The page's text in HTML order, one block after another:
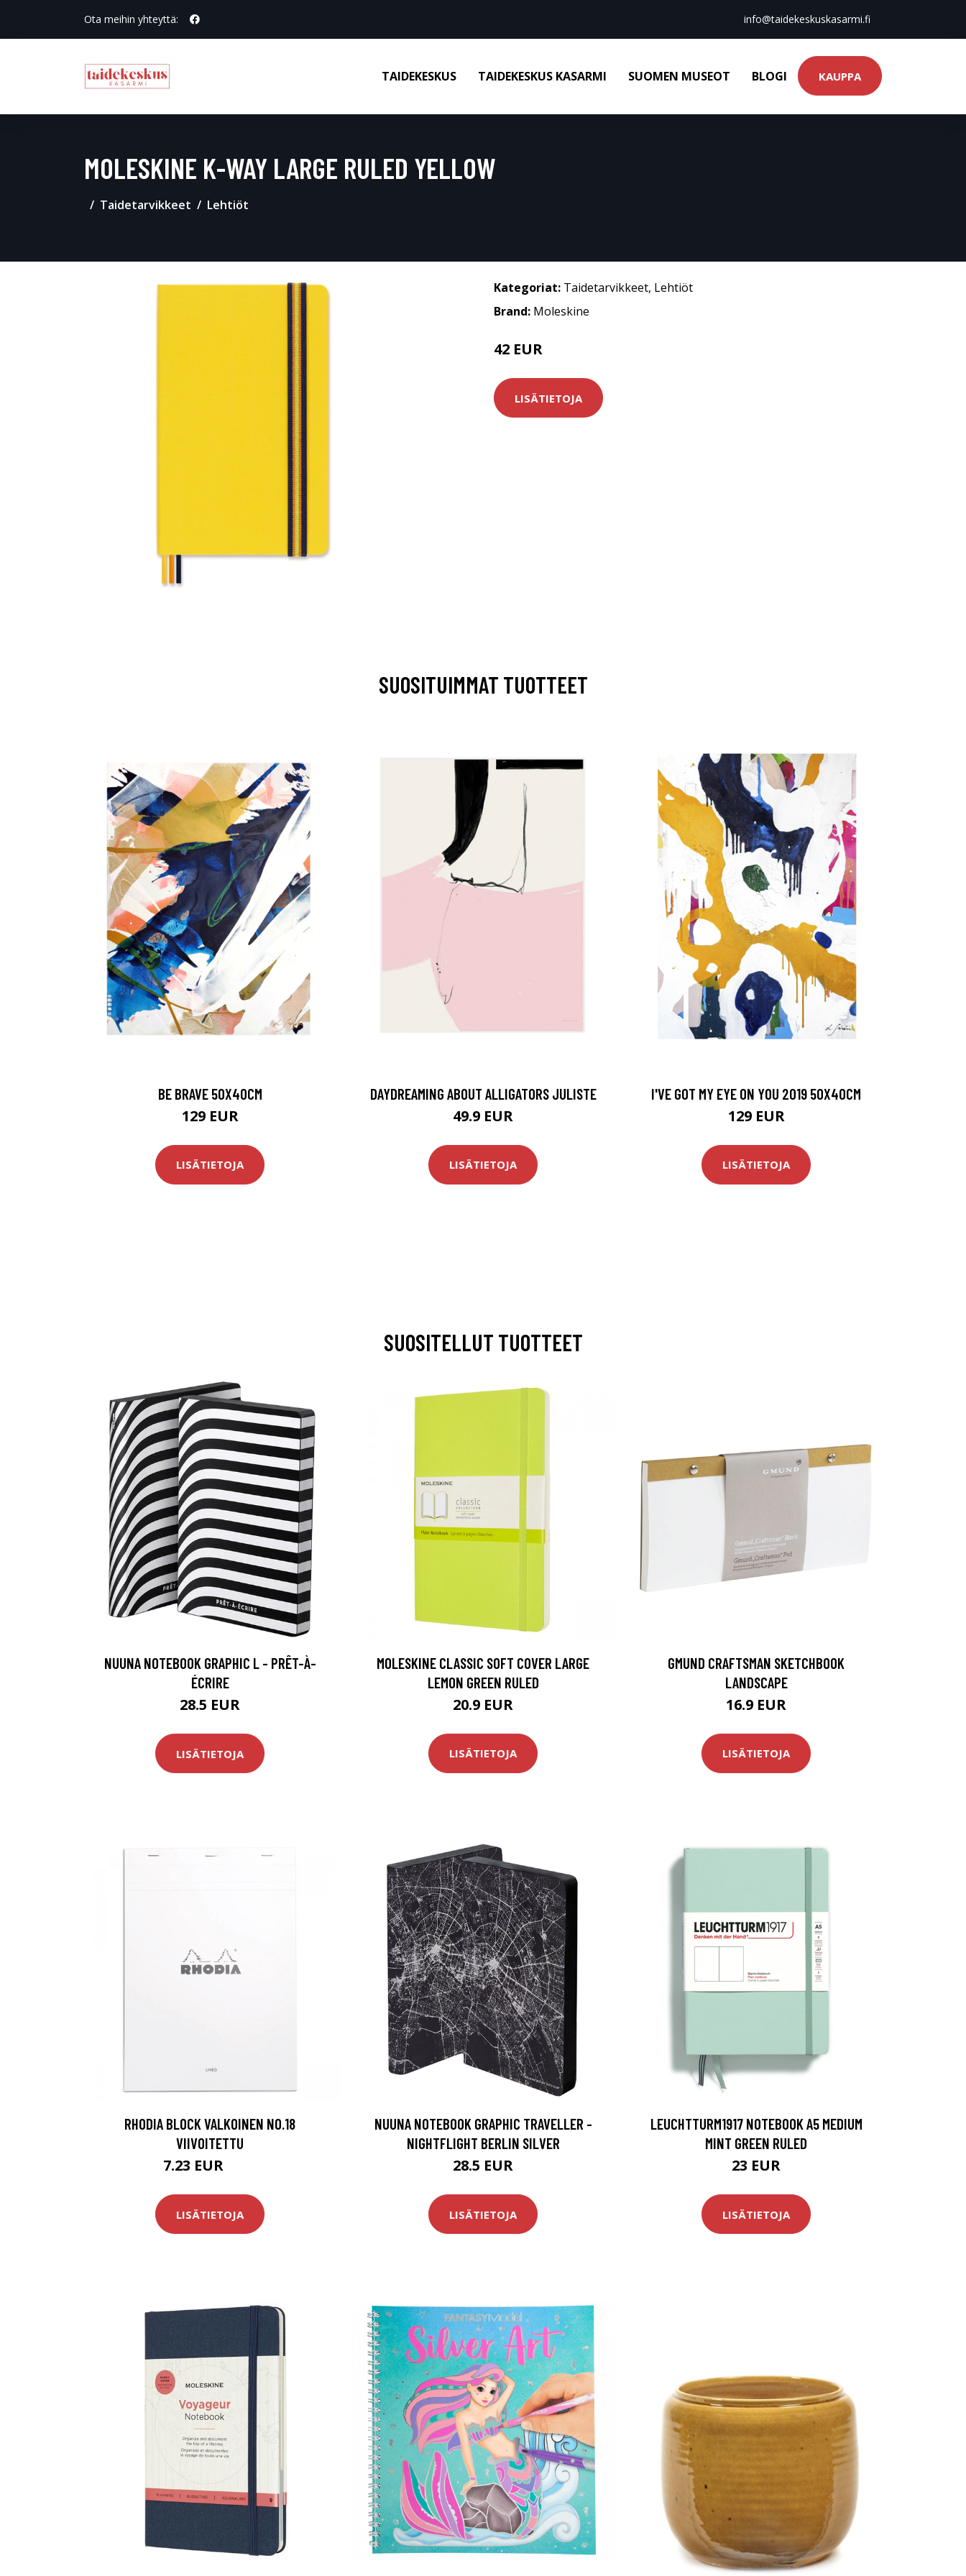
Ota meihin yhteyttä: info@taidekeskuskasarmi.fi
TAIDEKESKUS TAIDEKESKUS KASARMI SUOMEN MUSEOT BLOGI KAUPPA
MOLESKINE K-WAY LARGE RULED YELLOW
Taidetarvikkeet Lehtiöt
Kategoriat: Taidetarvikkeet, Lehtiöt
Brand: Moleskine
42 EUR
LISÄTIETOJA
SUOSITUIMMAT TUOTTEET
BE BRAVE 50X40CM
129 EUR
LISÄTIETOJA
DAYDREAMING ABOUT ALLIGATORS JULISTE
49.9 EUR
LISÄTIETOJA
I'VE GOT MY EYE ON YOU 2019 50X40CM
129 EUR
LISÄTIETOJA
SUOSITELLUT TUOTTEET
NUUNA NOTEBOOK GRAPHIC L - PRÊT-À-
ÉCRIRE
28.5 EUR
LISÄTIETOJA
MOLESKINE CLASSIC SOFT COVER LARGE
LEMON GREEN RULED
20.9 EUR
LISÄTIETOJA
GMUND CRAFTSMAN SKETCHBOOK
LANDSCAPE
16.9 EUR
LISÄTIETOJA
RHODIA BLOCK VALKOINEN NO.18
VIIVOITETTU
7.23 EUR
LISÄTIETOJA
NUUNA NOTEBOOK GRAPHIC TRAVELLER -
NIGHTFLIGHT BERLIN SILVER
28.5 EUR
LISÄTIETOJA
LEUCHTTURM1917 NOTEBOOK A5 MEDIUM
MINT GREEN RULED
23 EUR
LISÄTIETOJA